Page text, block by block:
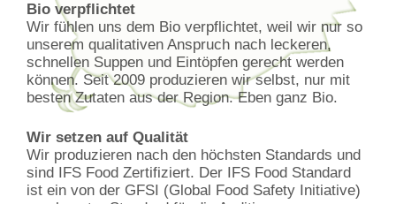
Bio verpflichtet
Wir fühlen uns dem Bio verpflichtet, weil wir nur so
unserem qualitativen Anspruch nach leckeren,
schnellen Suppen und Eintöpfen gerecht werden
können. Seit 2009 produzieren wir selbst, nur mit
besten Zutaten aus der Region. Eben ganz Bio.
Wir setzen auf Qualität
Wir produzieren nach den höchsten Standards und
sind IFS Food Zertifiziert. Der IFS Food Standard
ist ein von der GFSI (Global Food Safety Initiative)